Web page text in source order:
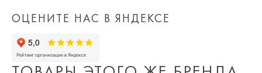
Обращаем Ваше внимание на то, что она может
вещей, удаленности Вашего региона, срочности доставки,
а так же выбранных Вами дополнительных опций (примерка,
частичная доставка).
оплате курьеру (наличными или картой) скидка не
Просто пройдите поссылке и заполните бланк возврата.
ОЦЕНИТЕ НАС В ЯНДЕКСЕ